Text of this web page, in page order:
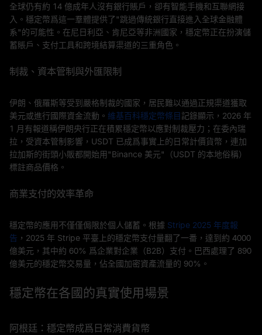
全球仍有約 14 億成年人沒有銀行賬戶，卻有智能手機和互聯網接
入。穩定幣爲這一羣體提供了"跳過傳統銀行直接進入全球金融體
系"的可能性。在尼日利亞、肯尼亞等非洲國家，穩定幣正在扮演儲
蓄賬戶、支付工具和跨境結算渠道的三重角色。
制裁、資本管制與外匯限制
伊朗、俄羅斯等受到嚴格制裁的國家，居民難以通過正規渠道獲取
美元或進行國際資金流動。 維基百科穩定幣條目記錄顯示，2026 年
1 月有報道稱伊朗央行正在積累穩定幣以應對制裁壓力；在委內瑞
拉，受資本管制影響，USDT 已成爲事實上的日常計價貨幣，連加
拉加斯的街頭小販都開始用"Binance 美元"（USDT 的本地俗稱）
標註商品價格。
商業支付的效率革命
穩定幣的應用不僅僅侷限於個人儲蓄。根據 Stripe 2025 年度報
告 ，2025 年 Stripe 平臺上的穩定幣支付量翻了一番，達到約 4000
億美元，其中約 60% 爲企業對企業（B2B）支付。巴西處理了 890
億美元的穩定幣交易量，佔全國加密資產流量的 90%。
穩定幣在各國的真實使用場景
阿根廷：穩定幣成爲日常消費貨幣